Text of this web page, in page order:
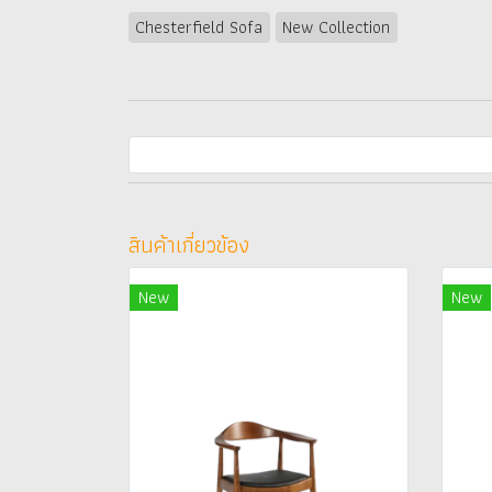
Chesterfield Sofa New Collection
สินค้าเกี่ยวข้อง
New New